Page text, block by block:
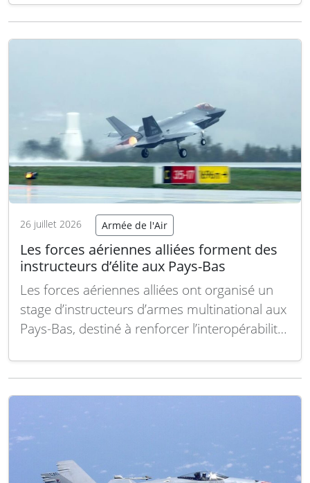
Generation Jammer-Low Band (NGJ-LB). Cette
26 juillet 2026 Armée de l'Air
Les forces aériennes alliées forment des
instructeurs d’élite aux Pays-Bas
Les forces aériennes alliées ont organisé un
stage d’instructeurs d’armes multinational aux
Pays-Bas, destiné à renforcer l’interopérabilité
défense aérienne. Du 6 au 10 juillet, la Royal
Leeuwarden, rassemblant…